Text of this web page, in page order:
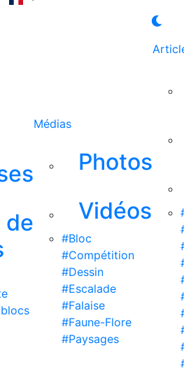
de
Médias
Photos
Vidéos
#Bloc
#Compétition
#Dessin
#Escalade
#Falaise
#Faune-Flore
#Paysages